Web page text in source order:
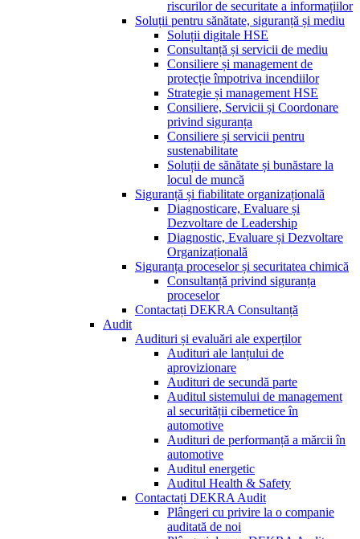
riscurilor de securitate a informațiilor
Soluții pentru sănătate, siguranță și mediu
Soluții digitale HSE
Consultanță și servicii de mediu
Consiliere și management de
protecție împotriva incendiilor
Strategie și management HSE
Consiliere, Servicii și Coordonare
privind siguranța
Consiliere și servicii pentru
sustenabilitate
Soluții de sănătate și bunăstare la
locul de muncă
Siguranță și fiabilitate organizațională
Diagnosticare, Evaluare și
Dezvoltare de Leadership
Diagnostic, Evaluare și Dezvoltare
Organizațională
Siguranța proceselor și securitatea chimică
Consultanță privind siguranța
proceselor
Contactați DEKRA Consultanță
Audit
Audituri și evaluări ale experților
Audituri ale lanțului de
aprovizionare
Audituri de secundă parte
Auditul sistemului de management
al securității cibernetice în
automotive
Audituri de performanță a mărcii în
automotive
Auditul energetic
Auditul Health & Safety
Contactați DEKRA Audit
Plângeri cu privire la o companie
auditată de noi